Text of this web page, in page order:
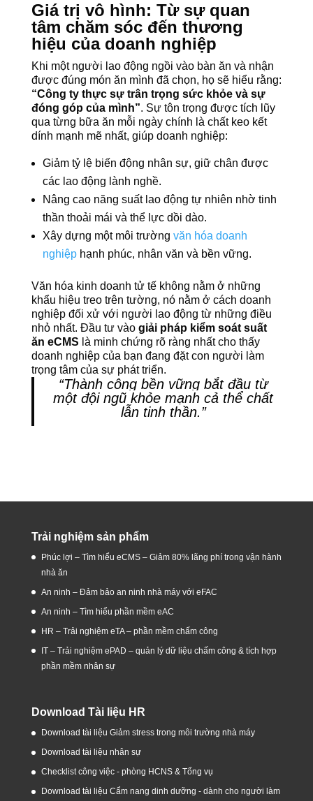
Giá trị vô hình: Từ sự quan
tâm chăm sóc đến thương
hiệu của doanh nghiệp
Khi một người lao động ngồi vào bàn ăn và nhận
được đúng món ăn mình đã chọn, họ sẽ hiểu rằng:
“Công ty thực sự trân trọng sức khỏe và sự
đóng góp của mình”. Sự tôn trọng được tích lũy
qua từng bữa ăn mỗi ngày chính là chất keo kết
dính mạnh mẽ nhất, giúp doanh nghiệp:
Giảm tỷ lệ biến động nhân sự, giữ chân được
các lao động lành nghề.
Nâng cao năng suất lao động tự nhiên nhờ tinh
thần thoải mái và thể lực dồi dào.
Xây dựng một môi trường văn hóa doanh
nghiệphạnh phúc, nhân văn và bền vững.
Văn hóa kinh doanh tử tế không nằm ở những
khẩu hiệu treo trên tường, nó nằm ở cách doanh
nghiệp đối xử với người lao động từ những điều
nhỏ nhất. Đầu tư vào giải pháp kiểm soát suất
ăn eCMS là minh chứng rõ ràng nhất cho thấy
doanh nghiệp của bạn đang đặt con người làm
trọng tâm của sự phát triển.
“Thành công bền vững bắt đầu từ
một đội ngũ khỏe mạnh cả thể chất
lẫn tinh thần.”
Trải nghiệm sản phẩm
Phúc lợi – Tìm hiểu eCMS – Giảm 80% lãng phí trong vận hành
nhà ăn
An ninh – Đảm bảo an ninh nhà máy với eFAC
An ninh – Tìm hiểu phần mềm eAC
HR – Trải nghiệm eTA – phần mềm chấm công
IT – Trải nghiệm ePAD – quản lý dữ liệu chấm công & tích hợp
phần mềm nhân sự
Download Tài liệu HR
Download tài liệu Giảm stress trong môi trường nhà máy
Download tài liệu nhân sự
Checklist công việc - phòng HCNS & Tổng vụ
Download tài liệu Cẩm nang dinh dưỡng - dành cho người làm